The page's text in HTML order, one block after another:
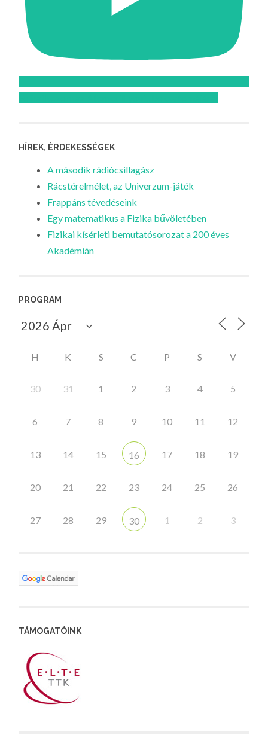
HÍREK, ÉRDEKESSÉGEK
A második rádiócsillagász
Rácstérelmélet, az Univerzum-játék
Frappáns tévedéseink
Egy matematikus a Fizika bűvöletében
Fizikai kísérleti bemutatósorozat a 200 éves
Akadémián
PROGRAM
H K S C P S V
30 31 1 2 3 4 5
6 7 8 9 10 11 12
13 14 15 16 17 18 19
20 21 22 23 24 25 26
27 28 29 30 1 2 3
TÁMOGATÓINK